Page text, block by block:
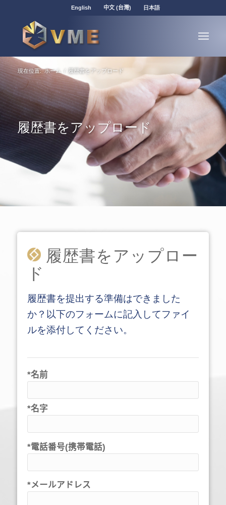
English 中文 (台灣) 日本語
現在位置: ホーム / 履歴書をアップロード
履歴書をアップロード
履歴書をアップロー
ド
履歴書を提出する準備はできました
か？以下のフォームに記入してファイ
ルを添付してください。
*名前
*名字
*電話番号(携帯電話)
*メールアドレス